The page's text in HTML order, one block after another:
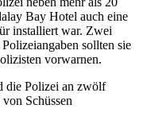
Bay Hotel auch eine
installiert war. Zwei
sollten sie
vorwarnen.
die Polizei an zwölf
Schüssen